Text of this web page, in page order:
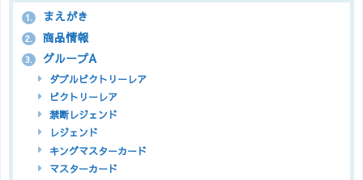
1. まえがき
2. 商品情報
3. グループA
ダブルビクトリーレア
ビクトリーレア
禁断レジェンド
レジェンド
キングマスターカード
マスターカード